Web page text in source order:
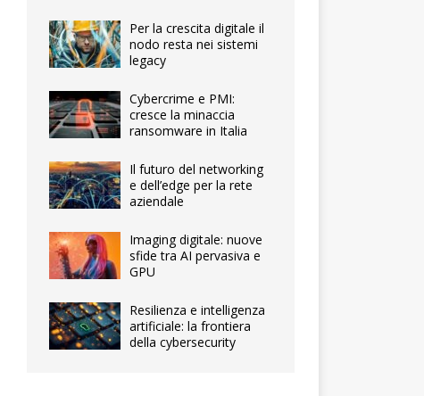
Per la crescita digitale il
nodo resta nei sistemi
legacy
Cybercrime e PMI:
cresce la minaccia
ransomware in Italia
Il futuro del networking
e dell’edge per la rete
aziendale
Imaging digitale: nuove
sfide tra AI pervasiva e
GPU
Resilienza e intelligenza
artificiale: la frontiera
della cybersecurity